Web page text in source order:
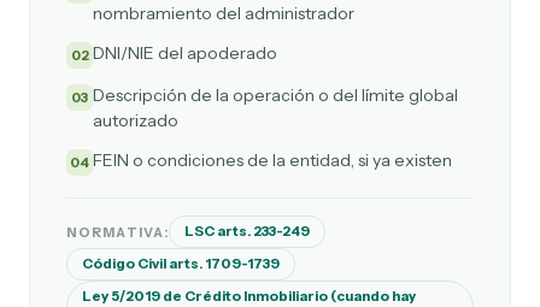
nombramiento del administrador
02 DNI/NIE del apoderado
03 Descripción de la operación o del límite global
autorizado
04 FEIN o condiciones de la entidad, si ya existen
NORMATIVA:
LSC arts. 233-249
Código Civil arts. 1709-1739
Ley 5/2019 de Crédito Inmobiliario (cuando hay